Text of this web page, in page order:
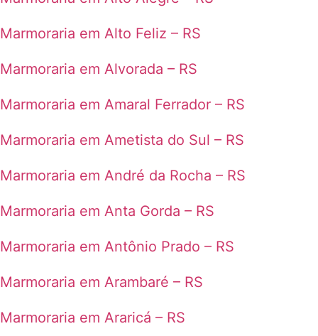
Marmoraria em Alto Feliz – RS
Marmoraria em Alvorada – RS
Marmoraria em Amaral Ferrador – RS
Marmoraria em Ametista do Sul – RS
Marmoraria em André da Rocha – RS
Marmoraria em Anta Gorda – RS
Marmoraria em Antônio Prado – RS
Marmoraria em Arambaré – RS
Marmoraria em Araricá – RS